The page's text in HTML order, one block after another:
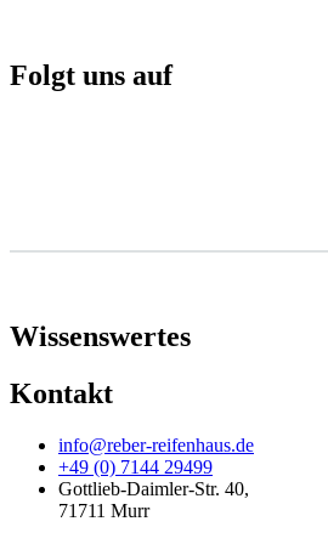
Folgt uns auf
Wissenswertes
Kontakt
info@reber-reifenhaus.de
+49 (0) 7144 29499
Gottlieb-Daimler-Str. 40,
71711 Murr